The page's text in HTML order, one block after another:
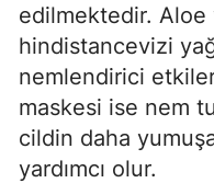
edilmektedir. Aloe
hindistancevizi
nemlendirici
maskesi ise nem
cildin daha
yardımcı olur.